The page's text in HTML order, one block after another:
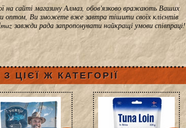
на сайті магазину Алмаз, обов'язково вражають Ваших
оптом, Ви зможете вже завтра тішити своїх клієнтів
завжди рада запропонувати найкращі умови співпраці!
ЦІЄЇ Ж КАТЕГОРІЇ